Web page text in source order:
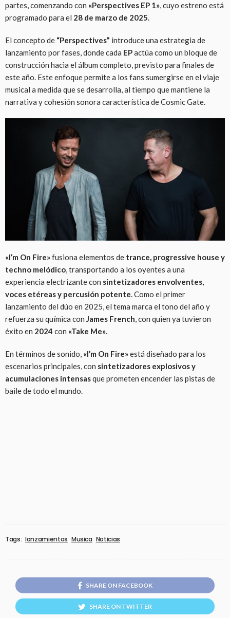
partes, comenzando con «Perspectives EP 1», cuyo estreno está
programado para el 28 de marzo de 2025.
El concepto de “Perspectives” introduce una estrategia de
lanzamiento por fases, donde cada EPactúa como un bloque de
construcción hacia el álbum completo, previsto para finales de
este año. Este enfoque permite a los fans sumergirse en el viaje
musical a medida que se desarrolla, al tiempo que mantiene la
narrativa y cohesión sonora característica de Cosmic Gate.
«I’m On Fire»fusiona elementos de trance, progressive house y
techno melódico, transportando a los oyentes a una
experiencia electrizante con sintetizadores envolventes,
voces etéreas y percusión potente. Como el primer
lanzamiento del dúo en 2025, el tema marca el tono del año y
refuerza su química con James French, con quien ya tuvieron
éxito en 2024 con «Take Me».
En términos de sonido, «I’m On Fire»está diseñado para los
escenarios principales, con sintetizadores explosivos y
acumulaciones intensasque prometen encender las pistas de
baile de todo el mundo.
Tags: lanzamientos Musica Noticias
SHARE ON FACEBOOK
SHARE ON TWITTER